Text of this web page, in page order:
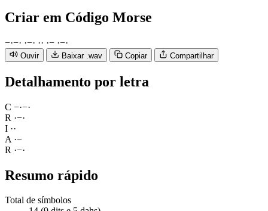
Criar em Código Morse
−·−· ·−· ·· ·− ·−·
Ouvir Baixar .wav Copiar Compartilhar
Detalhamento por letra
C −·−·
R ·−·
I ··
A ·−
R ·−·
Resumo rápido
Total de símbolos